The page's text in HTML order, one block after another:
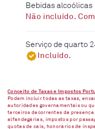
Bebidas alcoólicas
Não incluído.
Serviço de quarto
Incluído.
Conceito de Taxas e Impostos
Podem incluir todas as taxas,
autoridades governamentais ou
terceiros decorrentes da
alfandegárias, impostos por
quotas de cais, honorários de